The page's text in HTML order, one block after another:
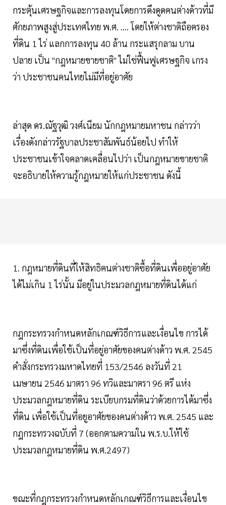
กระตุ้นเศรษฐกิจและการลงทุนโดยการดึงดูดคนต่างด้าวที่มี
ศักยภาพสูงสู่ประเทศไทย พ.ศ. …. โดยให้ต่างชาติถือครอง
ที่ดิน 1 ไร่ แลกการลงทุน 40 ล้าน กระแสรุกลาม บาน
ปลาย เป็น "กฎหมายขายชาติ" ไม่ใช่ฟื้นฟูเศรษฐกิจ เกรง
ว่า ประชาชนคนไทยไม่มีที่อยู่อาศัย
ล่าสุด ดร.ณัฐวุฒิ วงศ์เนียม นักกฎหมายมหาชน กล่าวว่า
เรื่องดังกล่าวรัฐบาลประชาสัมพันธ์น้อยไป ทำให้
ประชาชนเข้าใจคลาดเคลื่อนไปว่า เป็นกฎหมายขายชาติ
จะอธิบายให้ความรู้กฎหมายให้แก่ประชาชน ดังนี้
1. กฎหมายที่ดินที่ให้สิทธิคนต่างชาติซื้อที่ดินเพื่ออยู่อาศัย
ได้ไม่เกิน 1 ไร่นั้น มีอยู่ในประมวลกฎหมายที่ดินได้แก่
กฎกระทรวงกำหนดหลักเกณฑ์วิธีการและเงื่อนไข การได้
มาซึ่งที่ดินเพื่อใช้เป็นที่อยู่อาศัยของคนต่างด้าว พ.ศ. 2545
คำสั่งกระทรวงมหาดไทยที่ 153/2546 ลงวันที่ 21
เมษายน 2546 มาตรา 96 ทวิและมาตรา 96 ตรี แห่ง
ประมวลกฎหมายที่ดิน ระเบียบกรมที่ดินว่าด้วยการได้มาซึ่ง
ที่ดิน เพื่อใช้เป็นที่อยูอาศัยของคนต่างด้าว พ.ศ. 2545 และ
กฎกระทรวงฉบับที่ 7 (ออกตามความใน พ.ร.บ.ให้ใช้
ประมวลกฎหมายที่ดิน พ.ศ.2497)
ขณะที่กฎกระทรวงกำหนดหลักเกณฑ์วิธีการและเงื่อนไข